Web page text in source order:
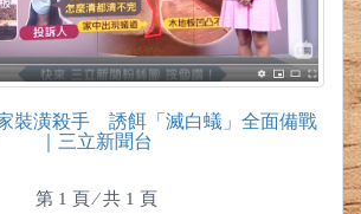
裝潢殺手 誘餌「滅白蟻」全面備戰
｜三立新聞台
第 1 頁 ⁄ 共 1 頁